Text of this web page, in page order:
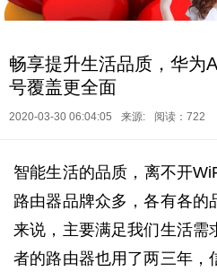
畅享提升生活品质，华为
号覆盖更全面
2020-03-30 06:04:05 来源: 阅读：722
智能生活的品质，离不开
路由器品牌众多，各有各的
来说，主要满足我们生活需
者的路由器也用了两三年，